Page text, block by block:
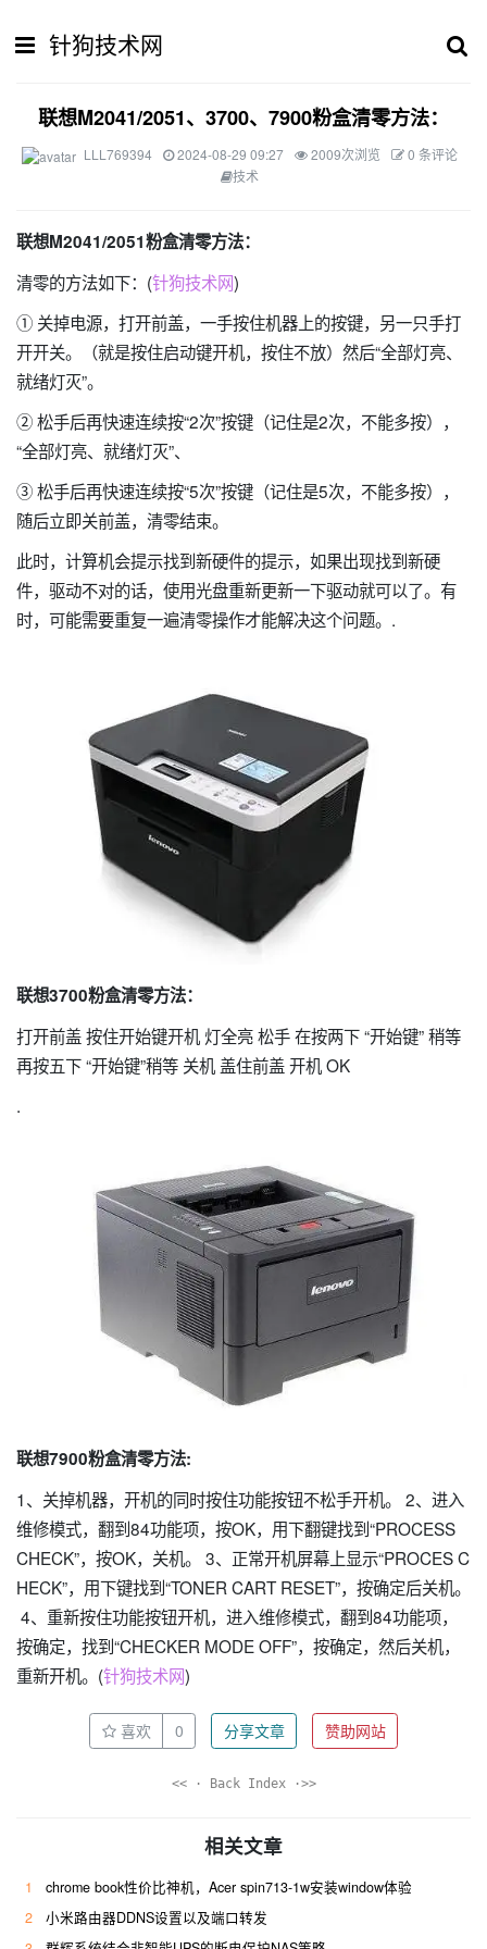
针狗技术网
联想M2041/2051、3700、7900粉盒清零方法：
LLL769394 2024-08-29 09:27 2009次浏览
0 条评论
技术
联想M2041/2051粉盒清零方法：
清零的方法如下：(针狗技术网)
① 关掉电源，打开前盖，一手按住机器上的按键，另一只手打
开开关。（就是按住启动键开机，按住不放）然后“全部灯亮、
就绪灯灭”。
② 松手后再快速连续按“2次”按键（记住是2次，不能多按），
“全部灯亮、就绪灯灭”、
③ 松手后再快速连续按“5次”按键（记住是5次，不能多按），
随后立即关前盖，清零结束。
此时，计算机会提示找到新硬件的提示，如果出现找到新硬
件，驱动不对的话，使用光盘重新更新一下驱动就可以了。有
时，可能需要重复一遍清零操作才能解决这个问题。.
联想3700粉盒清零方法：
打开前盖 按住开始键开机 灯全亮 松手 在按两下 “开始键” 稍等
再按五下 “开始键”稍等 关机 盖住前盖 开机 OK
.
联想7900粉盒清零方法:
1、关掉机器，开机的同时按住功能按钮不松手开机。 2、进入
维修模式，翻到84功能项，按OK，用下翻键找到“PROCESS
CHECK”，按OK，关机。 3、正常开机屏幕上显示“PROCES C
HECK”，用下键找到“TONER CART RESET”，按确定后关机。
4、重新按住功能按钮开机，进入维修模式，翻到84功能项，
按确定，找到“CHECKER MODE OFF”，按确定，然后关机，
重新开机。(针狗技术网)
喜欢 0 分享文章 赞助网站
<< · Back Index ·>>
相关文章
1
chrome book性价比神机，Acer spin713-1w安装window体验
2
小米路由器DDNS设置以及端口转发